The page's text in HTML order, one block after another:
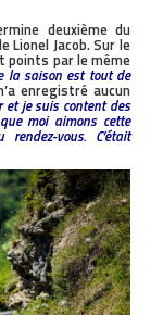
deuxième du
Lionel Jacob. Sur le
points par le même
la saison est tout de
enregistré aucun
et je suis content des
moi aimons cette
vous. C’était